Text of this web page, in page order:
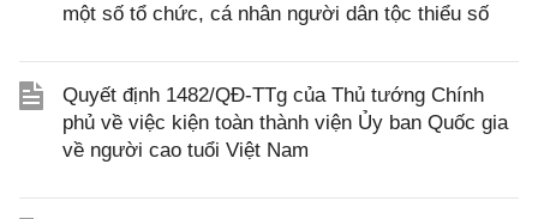
một số tổ chức, cá nhân người dân tộc thiểu số
Quyết định 1482/QĐ-TTg của Thủ tướng Chính
phủ về việc kiện toàn thành viện Ủy ban Quốc gia
về người cao tuổi Việt Nam